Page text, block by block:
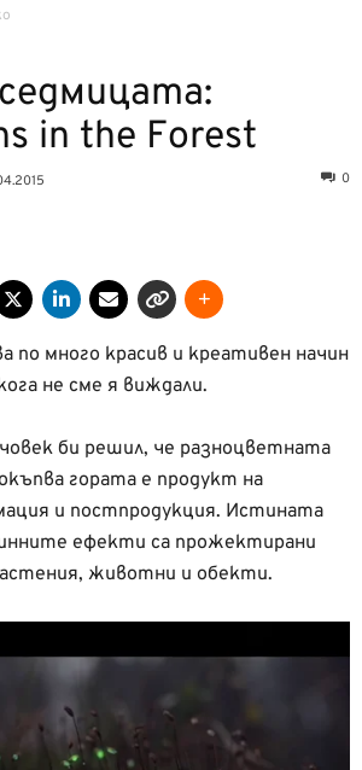
in the Forest
0
по много красив и креативен начин
не сме я виждали.
би решил, че разноцветната
гората е продукт на
и постпродукция. Истината
ефекти са прожектирани
животни и обекти.